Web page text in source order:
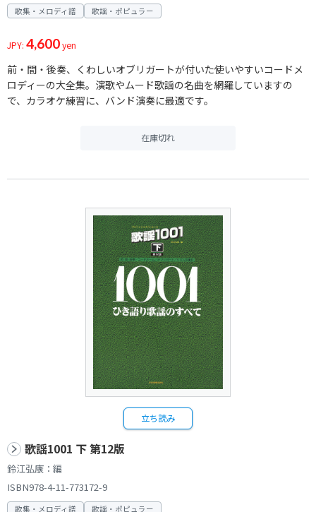
歌集・メロディ譜 歌謡・ポピュラー
JPY: 4,600yen
前・間・後奏、くわしいオブリガートが付いた使いやすいコードメ
ロディーの大全集。演歌やムード歌謡の名曲を網羅していますの
で、カラオケ練習に、バンド演奏に最適です。
在庫切れ
立ち読み
歌謡1001 下 第12版
鈴江弘康：編
ISBN978-4-11-773172-9
歌集・メロディ譜 歌謡・ポピュラー